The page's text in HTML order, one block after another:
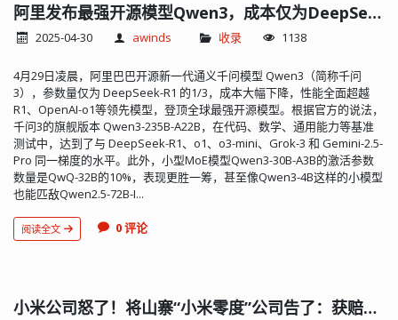
阿里发布最强开源模型Qwen3，成本仅为DeepSeek-R1三分之一
2025-04-30 awinds 收录 1138
4月29日凌晨，阿里巴巴开源新一代通义千问模型 Qwen3（简称千问
3），参数量仅为 DeepSeek-R1 的1/3，成本大幅下降，性能全面超越
R1、OpenAI-o1等领先模型，登顶全球最强开源模型。根据官方的说法，
千问3的旗舰版本 Qwen3-235B-A22B，在代码、数学、通用能力等基准
测试中，达到了与 DeepSeek-R1、o1、o3-mini、Grok-3 和 Gemini-2.5-
Pro 同一梯度的水平。此外，小型MoE模型Qwen3-30B-A3B的激活参数
数量是QwQ-32B的10%，表现更胜一筹，甚至像Qwen3-4B这样的小模型
也能匹敌Qwen2.5-72B-I...
阅读全文 0 评论
小米公司怒了！将山寨“小米零度”公司告了：获赔3000万